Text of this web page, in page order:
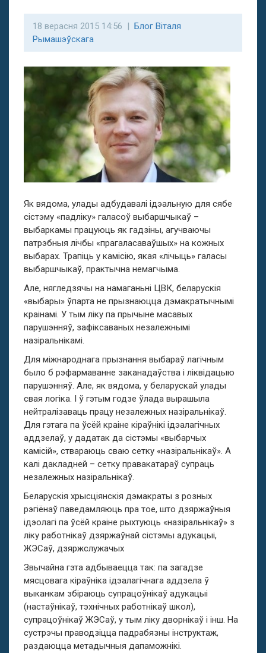
18 верасня 2015 14:56 | Блог Віталя
Рымашэўскага
Як вядома, улады адбудавалі ідэальную для сябе
сістэму «падліку» галасоў выбаршчыкаў –
выбаркамы працуюць як гадзіны, агучваючы
патрэбныя лічбы «прагаласаваўшых» на кожных
выбарах. Трапіць у камісію, якая «лічыць» галасы
выбаршчыкаў, практычна немагчыма.
Але, нягледзячы на намаганьні ЦВК, беларускія
«выбары» ўпарта не прызнаюцца дэмакратычнымі
краінамі. У тым ліку па прычыне масавых
парушэнняў, зафіксаваных незалежнымі
назіральнікамі.
Для міжнароднага прызнання выбараў лагічным
было б рэфармаванне заканадаўства і ліквідацыю
парушэнняў. Але, як вядома, у беларускай улады
свая логіка. І ў гэтым годзе ўлада вырашыла
нейтралізаваць працу незалежных назіральнікаў.
Для гэтага па ўсёй краіне кіраўнікі ідэалагічных
аддзелаў, у дадатак да сістэмы «выбарчых
камісій», ствараюць сваю сетку «назіральнікаў». А
калі дакладней – сетку правакатараў супраць
незалежных назіральнікаў.
Беларускія хрысціянскія дэмакраты з розных
рэгіёнаў паведамляюць пра тое, што дзяржаўныя
ідэолагі па ўсёй краіне рыхтуюць «назіральнікаў» з
ліку работнікаў дзяржаўнай сістэмы адукацыі,
ЖЭСаў, дзяржслужачых
Звычайна гэта адбываецца так: па загадзе
мясцовага кіраўніка ідэалагічнага аддзела ў
выканкам збіраюць супрацоўнікаў адукацыі
(настаўнікаў, тэхнічных работнікаў школ),
супрацоўнікаў ЖЭСаў, у тым ліку дворнікаў і інш. На
сустрэчы праводзіцца падрабязны інструктаж,
раздаюцца метадычныя дапаможнікі.